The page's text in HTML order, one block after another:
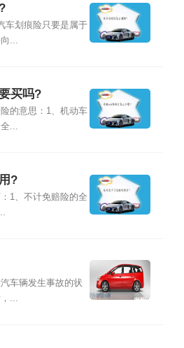
车划痕险只要是属于
...
买吗?
的意思：1、机动车
...
?
1、不计免赔险的全
车辆发生事故的状
...